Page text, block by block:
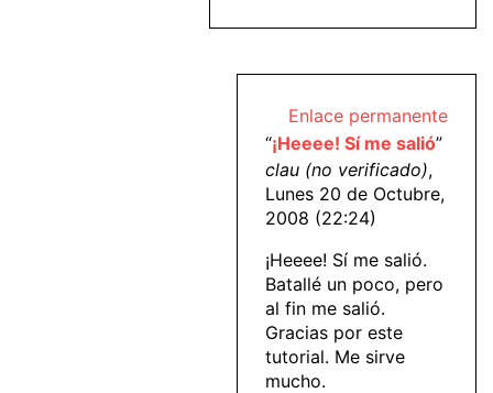
Enlace permanente
“¡Heeee! Sí me salió”
clau (no verificado),
Lunes 20 de Octubre,
2008 (22:24)
¡Heeee! Sí me salió.
Batallé un poco, pero
al fin me salió.
Gracias por este
tutorial. Me sirve
mucho.